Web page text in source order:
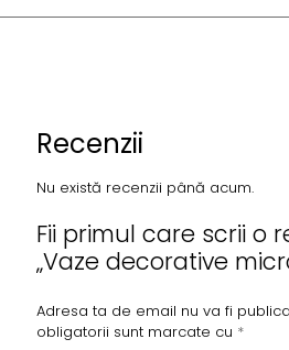
Recenzii
Nu există recenzii până acum.
Fii primul care scrii o
„Vaze decorative
Adresa ta de email nu va fi
obligatorii sunt marcate cu *